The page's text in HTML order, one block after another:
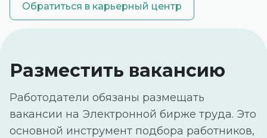
Обратиться в карьерный центр
Разместить вакансию
Работодатели обязаны размещать
вакансии на Электронной бирже труда. Это
основной инструмент подбора работников,